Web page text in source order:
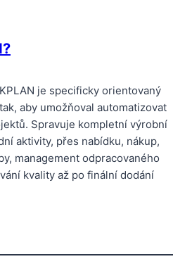
je specificky orientovaný
aby umožňoval automatizovat
Spravuje kompletní výrobní
aktivity, přes nabídku, nákup,
management odpracovaného
kvality až po finální dodání